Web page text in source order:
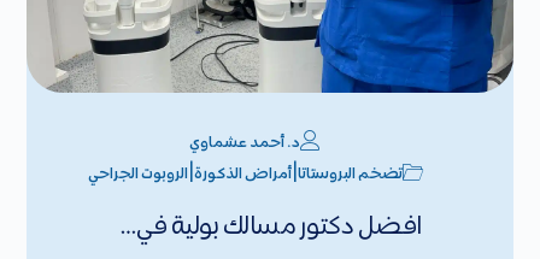
د. أحمد عشماوي
تضخم البروستاتا |أمراض الذكورة الروبوت الجراحي
افضل دكتور مسالك بولية في…